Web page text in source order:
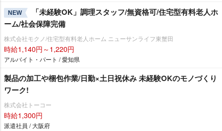
NEW
「未経験OK」調理スタッフ/無資格可/住宅型有料老人ホ
ーム/社会保障完備
株式会社モクノ/住宅型有料老人ホーム ニューサンライフ東蟹田
時給1,140円～1,220円
アルバイト・パート / 愛知県
製品の加工や梱包作業/日勤×土日祝休み 未経験OKのモノづくり
ワーク!
株式会社トーコー
時給1,300円
派遣社員 / 大阪府